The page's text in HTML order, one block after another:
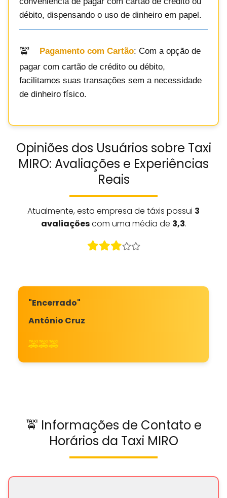
débito, dispensando o uso de dinheiro em papel.
Pagamento com Cartão: Com a opção de
pagar com cartão de crédito ou débito,
facilitamos suas transações sem a necessidade
de dinheiro físico.
Opiniões dos Usuários sobre Taxi
MIRO: Avaliações e Experiências
Reais
Atualmente, esta empresa de táxis possui 3
avaliaçõescom uma média de 3,3.
"Encerrado"
António Cruz
🚕🚕🚕
🚖 Informações de Contato e
Horários da Taxi MIRO